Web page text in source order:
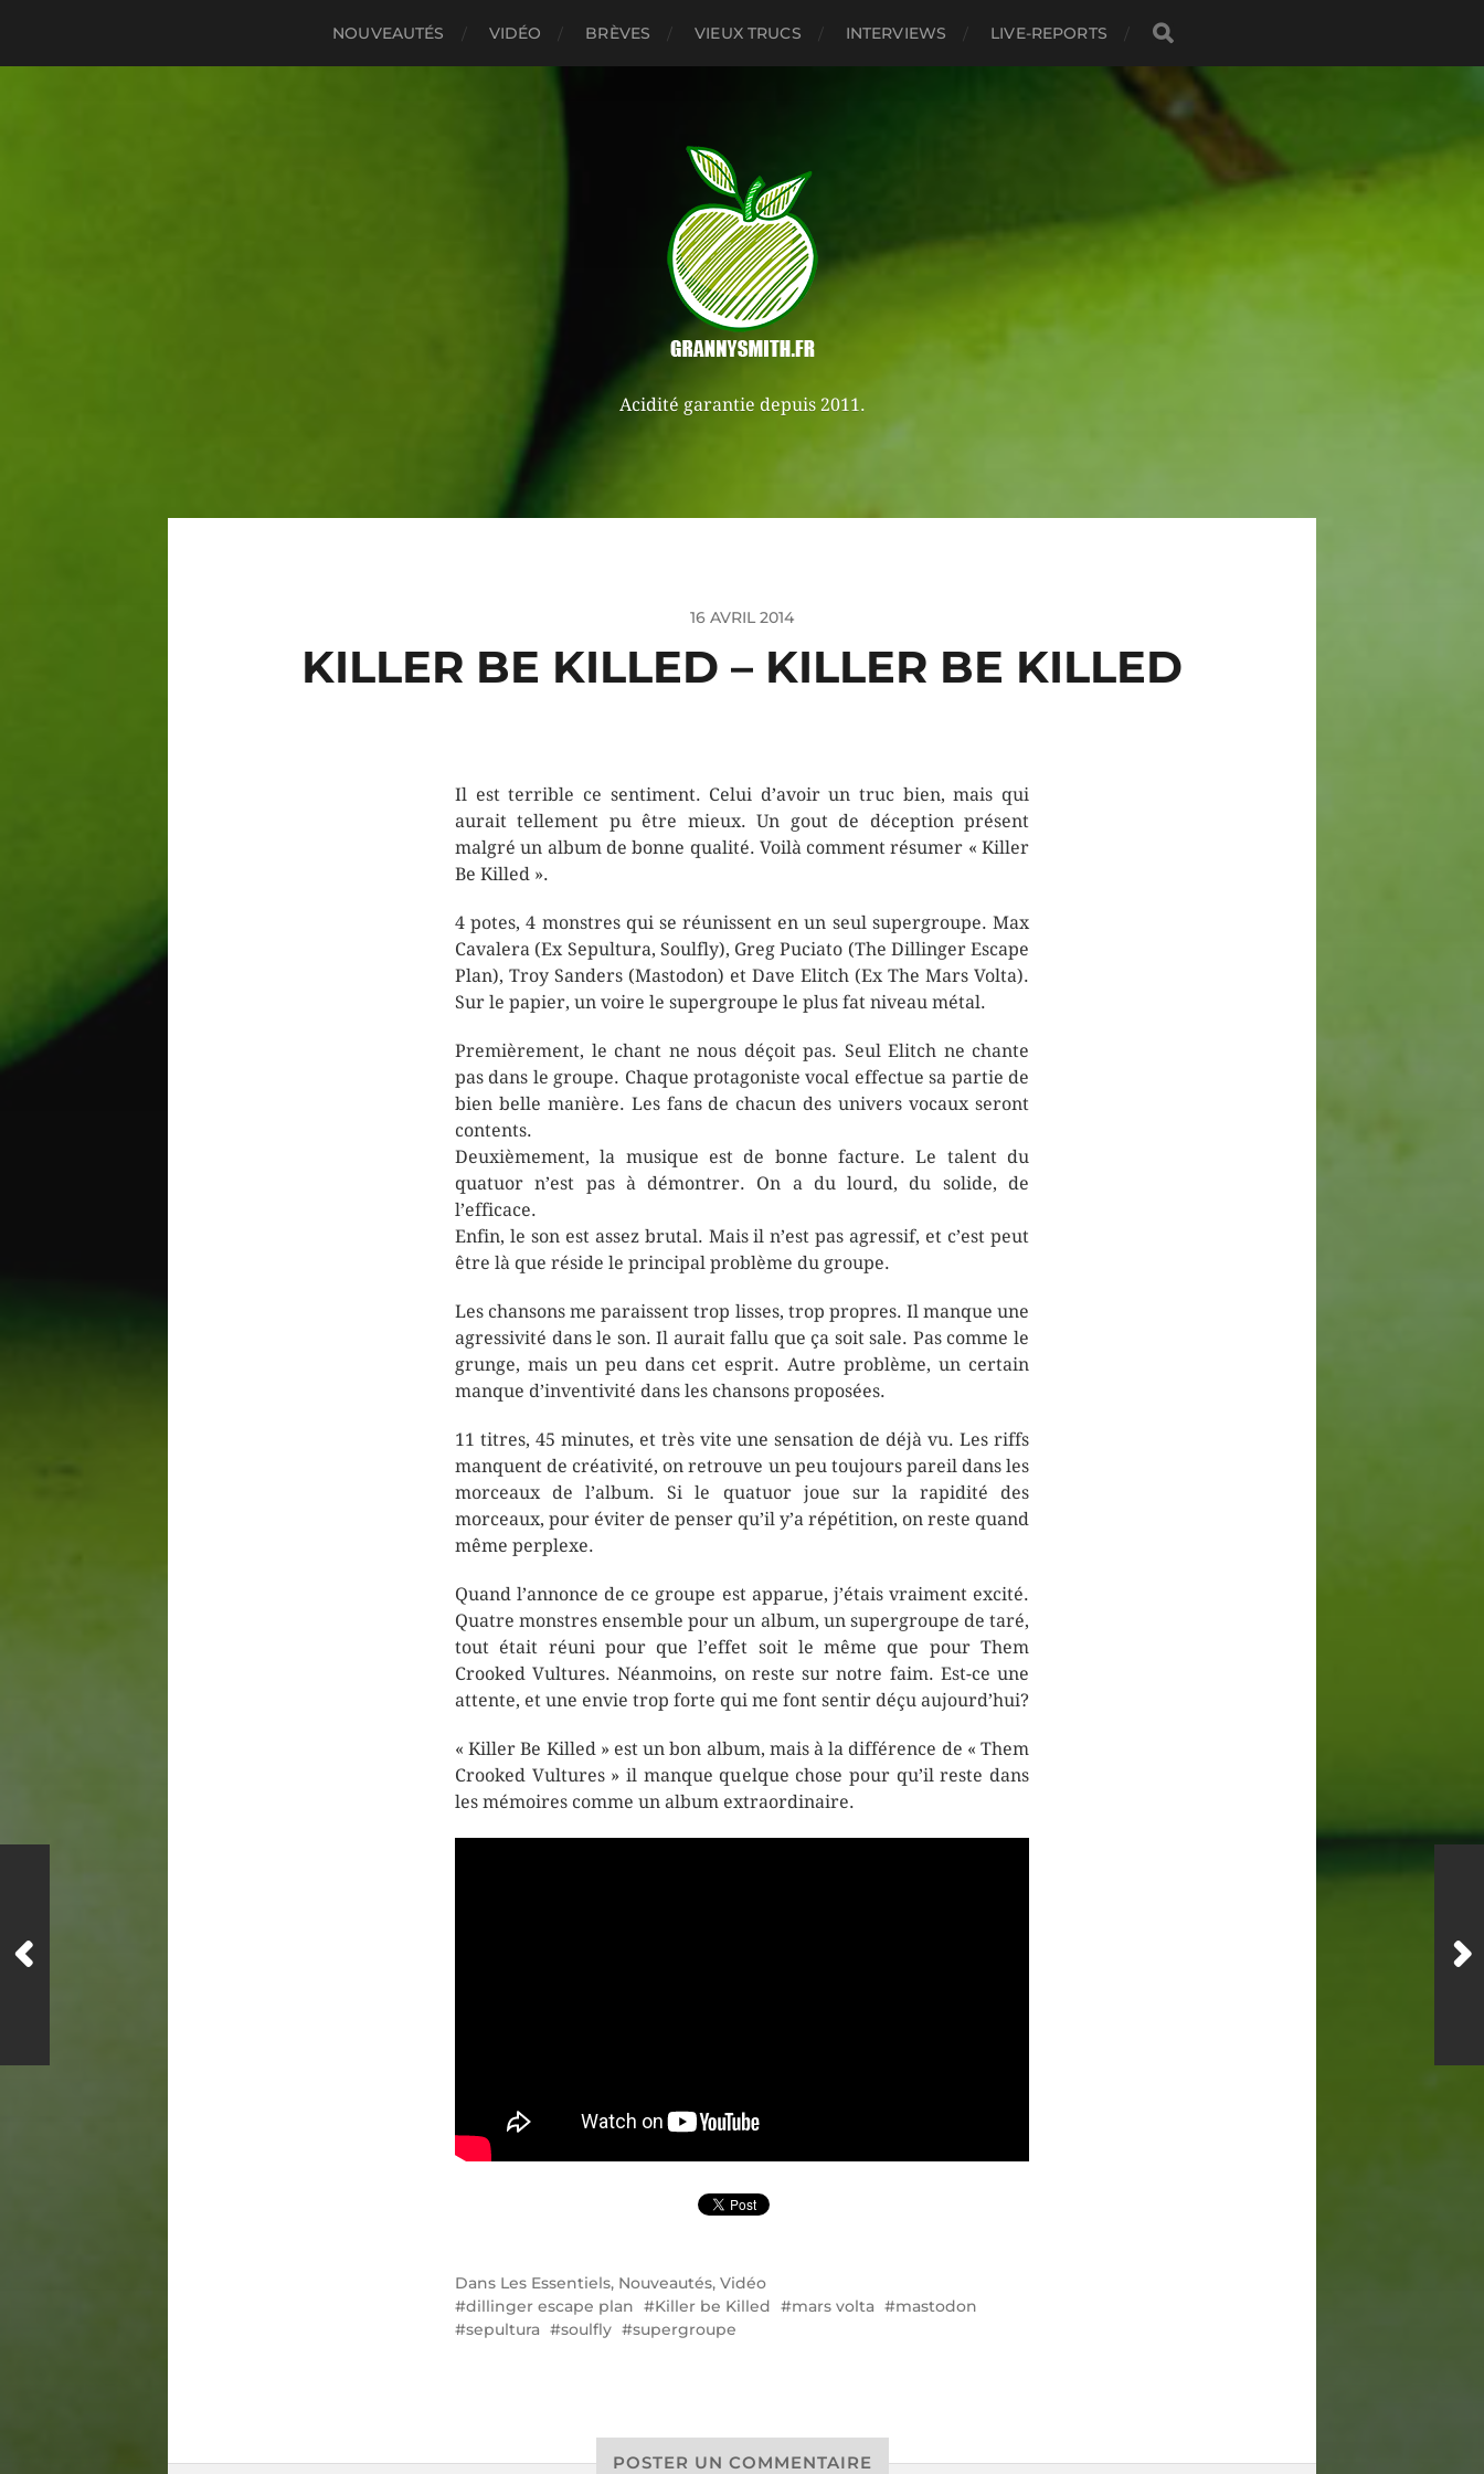
NOUVEAUTÉS VIDÉO BRÈVES VIEUX TRUCS INTERVIEWS LIVE-REPORTS
Acidité garantie depuis 2011.
16 AVRIL 2014
KILLER BE KILLED – KILLER BE KILLED
Il est terrible ce sentiment. Celui d’avoir un truc bien, mais qui
aurait tellement pu être mieux. Un gout de déception présent
malgré un album de bonne qualité. Voilà comment résumer « Killer
Be Killed ».
4 potes, 4 monstres qui se réunissent en un seul supergroupe. Max
Cavalera (Ex Sepultura, Soulfly), Greg Puciato (The Dillinger Escape
Plan), Troy Sanders (Mastodon) et Dave Elitch (Ex The Mars Volta).
Sur le papier, un voire le supergroupe le plus fat niveau métal.
Premièrement, le chant ne nous déçoit pas. Seul Elitch ne chante
pas dans le groupe. Chaque protagoniste vocal effectue sa partie de
bien belle manière. Les fans de chacun des univers vocaux seront
contents.
Deuxièmement, la musique est de bonne facture. Le talent du
quatuor n’est pas à démontrer. On a du lourd, du solide, de
l’efficace.
Enfin, le son est assez brutal. Mais il n’est pas agressif, et c’est peut
être là que réside le principal problème du groupe.
Les chansons me paraissent trop lisses, trop propres. Il manque une
agressivité dans le son. Il aurait fallu que ça soit sale. Pas comme le
grunge, mais un peu dans cet esprit. Autre problème, un certain
manque d’inventivité dans les chansons proposées.
11 titres, 45 minutes, et très vite une sensation de déjà vu. Les riffs
manquent de créativité, on retrouve un peu toujours pareil dans les
morceaux de l’album. Si le quatuor joue sur la rapidité des
morceaux, pour éviter de penser qu’il y’a répétition, on reste quand
même perplexe.
Quand l’annonce de ce groupe est apparue, j’étais vraiment excité.
Quatre monstres ensemble pour un album, un supergroupe de taré,
tout était réuni pour que l’effet soit le même que pour Them
Crooked Vultures. Néanmoins, on reste sur notre faim. Est-ce une
attente, et une envie trop forte qui me font sentir déçu aujourd’hui?
« Killer Be Killed » est un bon album, mais à la différence de « Them
Crooked Vultures » il manque quelque chose pour qu’il reste dans
les mémoires comme un album extraordinaire.
Dans Les Essentiels, Nouveautés, Vidéo
dillinger escape plan
Killer be Killed mars volta
mastodon
sepultura
soulfly supergroupe
POSTER UN COMMENTAIRE